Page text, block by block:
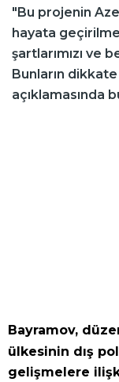
"Bu projenin
hayata
şartlarımızı ve
Bunların dikkate
açıklamasında
Bayramov,
ülkesinin dış
gelişmelere